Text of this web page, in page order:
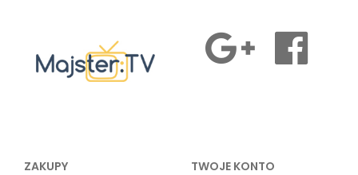
ZAKUPY TWOJE KONTO